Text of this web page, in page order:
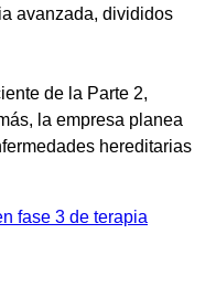
avanzada, divididos
de la Parte 2,
la empresa planea
hereditarias
fase 3 de terapia